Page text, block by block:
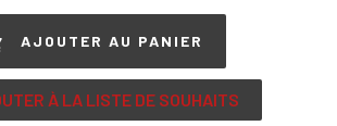
AJOUTER AU PANIER
À LA LISTE DE SOUHAITS